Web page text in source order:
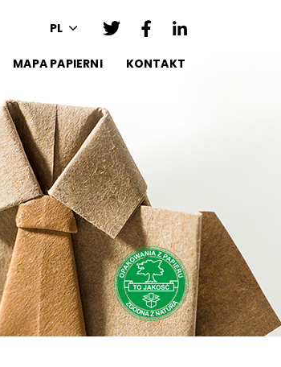
PL
MAPA PAPIERNI KONTAKT